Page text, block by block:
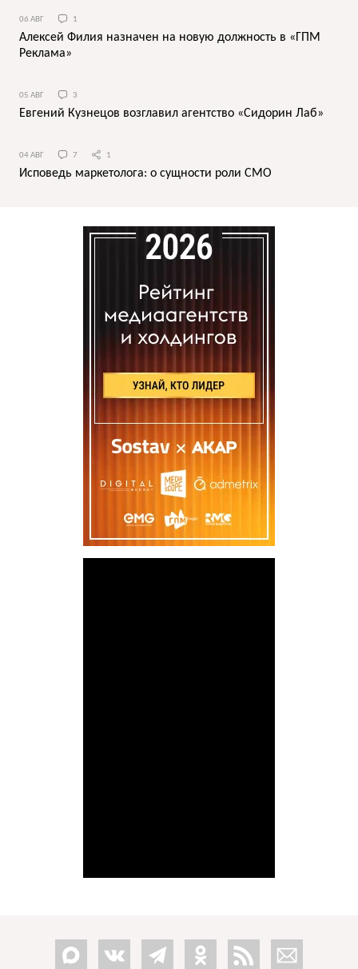
06 АВГ 1
Алексей Филия назначен на новую должность в «ГПМ
Реклама»
05 АВГ 3
Евгений Кузнецов возглавил агентство «Сидорин Лаб»
04 АВГ 7 1
Исповедь маркетолога: о сущности роли СМО